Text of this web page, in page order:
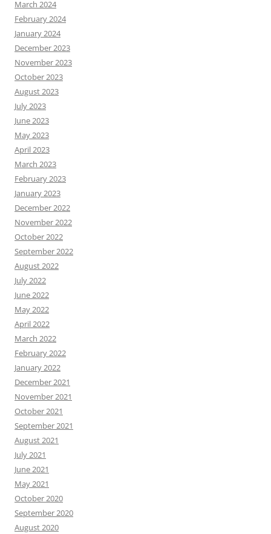
March 2024
February 2024
January 2024
December 2023
November 2023
October 2023
August 2023
July 2023
June 2023
May 2023
April 2023
March 2023
February 2023
January 2023
December 2022
November 2022
October 2022
September 2022
August 2022
July 2022
June 2022
May 2022
April 2022
March 2022
February 2022
January 2022
December 2021
November 2021
October 2021
September 2021
August 2021
July 2021
June 2021
May 2021
October 2020
September 2020
August 2020